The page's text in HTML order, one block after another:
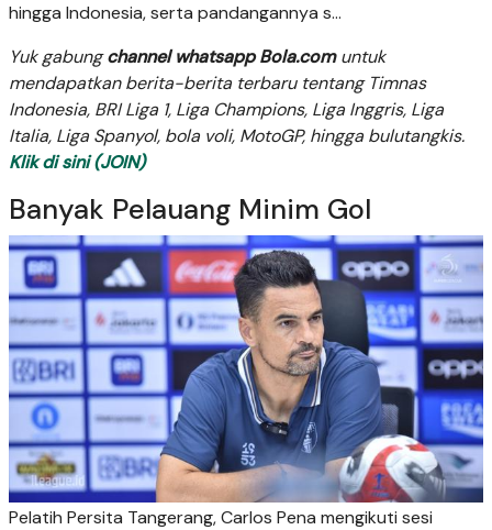
hingga Indonesia, serta pandangannya s...
Yuk gabungchannel whatsapp Bola.comuntuk
mendapatkan berita-berita terbaru tentang Timnas
Indonesia, BRI Liga 1, Liga Champions, Liga Inggris, Liga
Italia, Liga Spanyol, bola voli, MotoGP, hingga bulutangkis.
Klik di sini (JOIN)
Banyak Pelauang Minim Gol
Pelatih Persita Tangerang, Carlos Pena mengikuti sesi